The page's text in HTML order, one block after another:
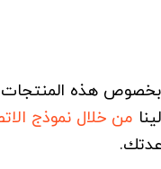
بخصوص هذه
من خلال نموذج